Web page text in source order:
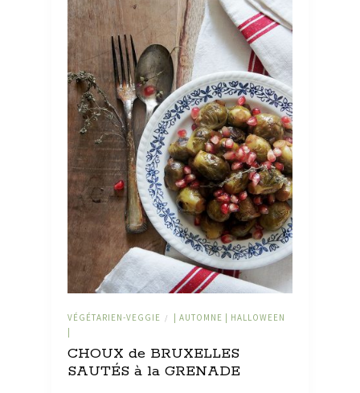
VÉGÉTARIEN-VEGGIE /
| AUTOMNE | HALLOWEEN
CHOUX de BRUXELLES
SAUTÉS à la GRENADE